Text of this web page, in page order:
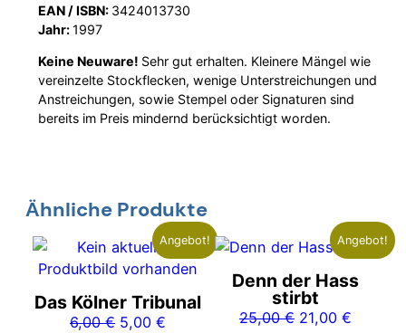
EAN / ISBN: 3424013730
Jahr:1997
Keine Neuware! Sehr gut erhalten. Kleinere Mängel wie
vereinzelte Stockflecken, wenige Unterstreichungen und
Anstreichungen, sowie Stempel oder Signaturen sind
bereits im Preis mindernd berücksichtigt worden.
Ähnliche Produkte
Angebot!
Das Kölner Tribunal
6,00€ Ursprünglicher
5,00 €Aktueller
Angebot!
Denn der Hass
stirbt
25,00€ Ursprünglicher
21,00 €